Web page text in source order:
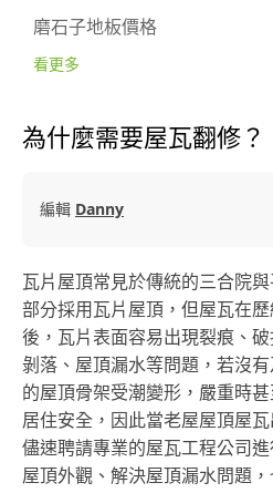
磨石子地板價格
看更多
為什麼需要屋瓦翻修？
編輯 Danny
瓦片屋頂常見於傳統的三合院
部分採用瓦片屋頂，但屋瓦在
後，瓦片表面容易出現裂痕、
剝落、屋頂漏水等問題，若沒
的屋頂骨架受潮變形，嚴重時
居住安全，因此當老屋屋頂屋
儘速聘請專業的屋瓦工程公司
屋頂外觀、解決屋頂漏水問題